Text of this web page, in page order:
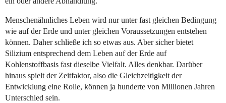
Menschenähnliches Leben wird nur unter fast gleichen Bedingung
wie auf der Erde und unter gleichen Voraussetzungen entstehen
können. Daher schließe ich so etwas aus. Aber sicher bietet
Silizium entsprechend dem Leben auf der Erde auf
Kohlenstoffbasis fast dieselbe Vielfalt. Alles denkbar. Darüber
hinaus spielt der Zeitfaktor, also die Gleichzeitigkeit der
Entwicklung eine Rolle, können ja hunderte von Millionen Jahren
Unterschied sein.